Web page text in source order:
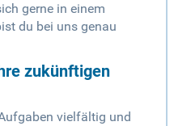
gerne in einem
du bei uns genau
zukünftigen
vielfältig und